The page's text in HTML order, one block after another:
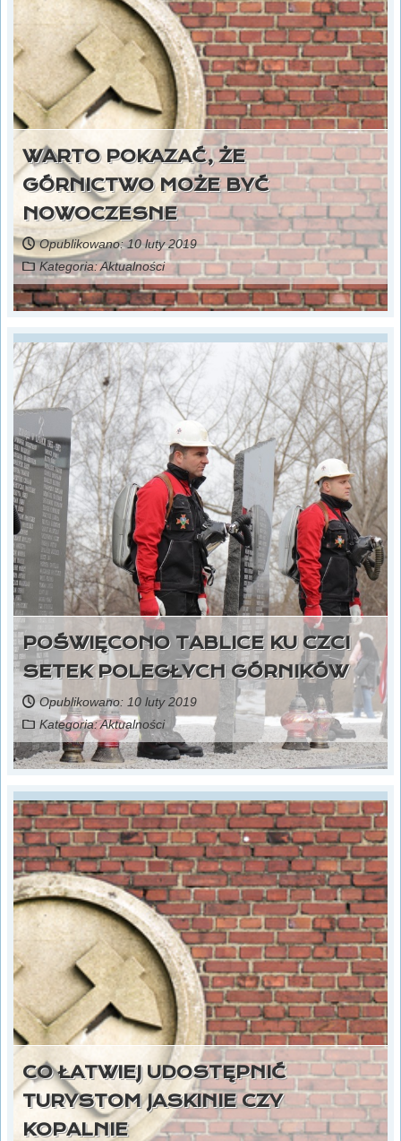
WARTO POKAZAĆ, ŻE
GÓRNICTWO MOŻE BYĆ
NOWOCZESNE
Opublikowano: 10 luty 2019
Kategoria:Aktualności
POŚWIĘCONO TABLICE KU CZCI
SETEK POLEGŁYCH GÓRNIKÓW
Opublikowano: 10 luty 2019
Kategoria:Aktualności
CO ŁATWIEJ UDOSTĘPNIĆ
TURYSTOM JASKINIE CZY
KOPALNIE